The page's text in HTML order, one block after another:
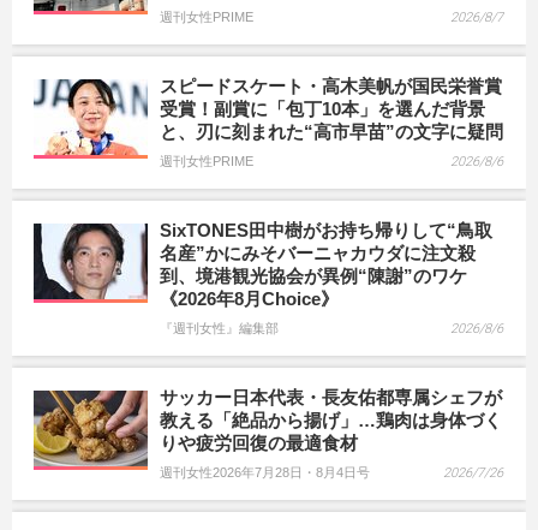
週刊女性PRIME 2026/8/7
スピードスケート・高木美帆が国民栄誉賞
受賞！副賞に「包丁10本」を選んだ背景
と、刃に刻まれた“高市早苗”の文字に疑問
週刊女性PRIME 2026/8/6
SixTONES田中樹がお持ち帰りして“鳥取
名産”かにみそバーニャカウダに注文殺
到、境港観光協会が異例“陳謝”のワケ
《2026年8月Choice》
『週刊女性』編集部 2026/8/6
サッカー日本代表・長友佑都専属シェフが
教える「絶品から揚げ」…鶏肉は身体づく
りや疲労回復の最適食材
週刊女性2026年7月28日・8月4日号 2026/7/26